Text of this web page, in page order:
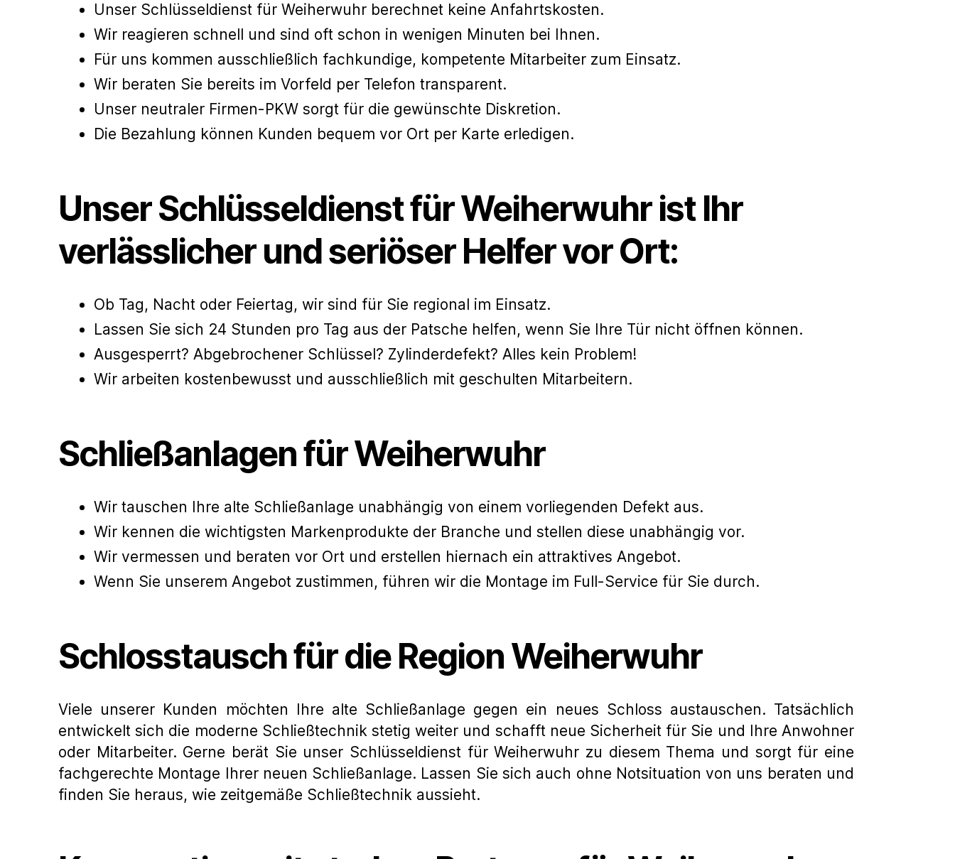
Unser Schlüsseldienst für Weiherwuhr berechnet keine Anfahrtskosten.
Wir reagieren schnell und sind oft schon in wenigen Minuten bei Ihnen.
Für uns kommen ausschließlich fachkundige, kompetente Mitarbeiter zum Einsatz.
Wir beraten Sie bereits im Vorfeld per Telefon transparent.
Unser neutraler Firmen-PKW sorgt für die gewünschte Diskretion.
Die Bezahlung können Kunden bequem vor Ort per Karte erledigen.
Unser Schlüsseldienst für Weiherwuhr ist Ihr
verlässlicher und seriöser Helfer vor Ort:
Ob Tag, Nacht oder Feiertag, wir sind für Sie regional im Einsatz.
Lassen Sie sich 24 Stunden pro Tag aus der Patsche helfen, wenn Sie Ihre Tür nicht öffnen können.
Ausgesperrt? Abgebrochener Schlüssel? Zylinderdefekt? Alles kein Problem!
Wir arbeiten kostenbewusst und ausschließlich mit geschulten Mitarbeitern.
Schließanlagen für Weiherwuhr
Wir tauschen Ihre alte Schließanlage unabhängig von einem vorliegenden Defekt aus.
Wir kennen die wichtigsten Markenprodukte der Branche und stellen diese unabhängig vor.
Wir vermessen und beraten vor Ort und erstellen hiernach ein attraktives Angebot.
Wenn Sie unserem Angebot zustimmen, führen wir die Montage im Full-Service für Sie durch.
Schlosstausch für die Region Weiherwuhr
Viele unserer Kunden möchten Ihre alte Schließanlage gegen ein neues Schloss austauschen. Tatsächlich
entwickelt sich die moderne Schließtechnik stetig weiter und schafft neue Sicherheit für Sie und Ihre Anwohner
oder Mitarbeiter. Gerne berät Sie unser Schlüsseldienst für Weiherwuhr zu diesem Thema und sorgt für eine
fachgerechte Montage Ihrer neuen Schließanlage. Lassen Sie sich auch ohne Notsituation von uns beraten und
finden Sie heraus, wie zeitgemäße Schließtechnik aussieht.